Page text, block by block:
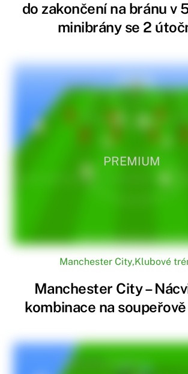
do zakončení na bránu v
minibrány se 2
PREMIUM
Manchester City,Klubové
Manchester City –
kombinace na